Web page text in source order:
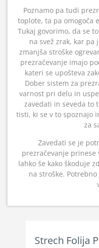
Poznamo pa tudi
toplote, ta pa omogoča
Tukaj govorimo, da se
na svež zrak, kar
zmanjša stroške
prezračevanje imajo
kateri se upošteva
Dober sistem za
varnost pri delu in
zavedati in seveda to
tisti, ki se v to spoznajo
za
Zavedati se je
prezračevanje
lahko še kako škoduje
na stroške.
Strech Folija